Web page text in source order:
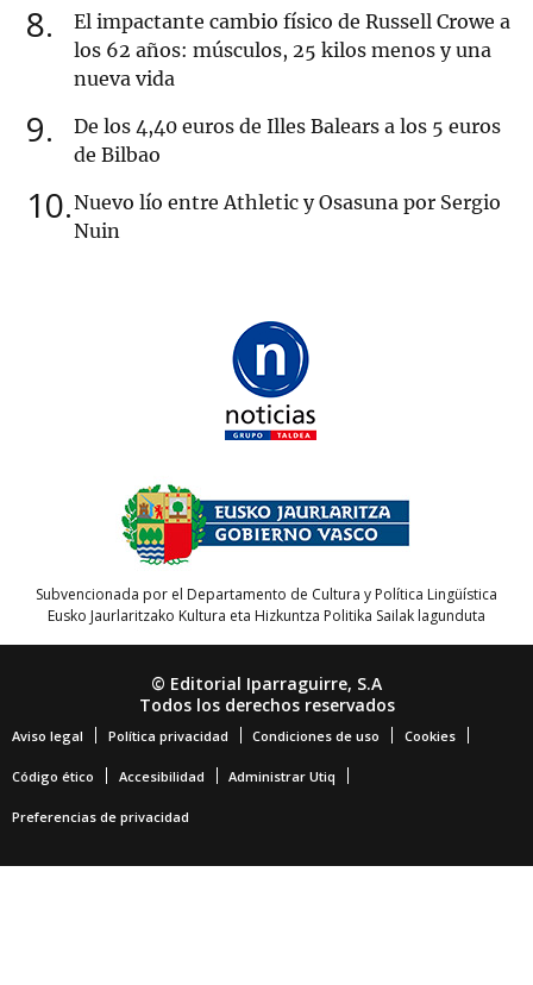
8
El impactante cambio físico de Russell Crowe a
los 62 años: músculos, 25 kilos menos y una
nueva vida
9
De los 4,40 euros de Illes Balears a los 5 euros
de Bilbao
10 Nuevo lío entre Athletic y Osasuna por Sergio
Nuin
Subvencionada por el Departamento de Cultura y Política Lingüística
Eusko Jaurlaritzako Kultura eta Hizkuntza Politika Sailak lagunduta
© Editorial Iparraguirre, S.A
Todos los derechos reservados
Aviso legal Política privacidad Condiciones de uso Cookies
Código ético Accesibilidad Administrar Utiq
Preferencias de privacidad